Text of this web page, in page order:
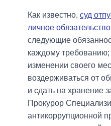
Как известно, суд
личное обязательство
следующие
каждому
изменении своего
воздерживаться от
и сдать на хранение
Прокурор
антикоррупционной